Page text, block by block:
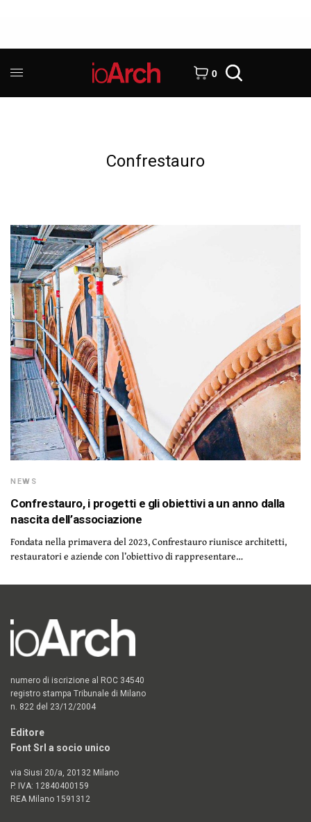
0
Confrestauro
NEWS
Confrestauro, i progetti e gli obiettivi a un anno dalla
nascita dell’associazione
Fondata nella primavera del 2023, Confrestauro riunisce architetti,
restauratori e aziende con l’obiettivo di rappresentare…
numero di iscrizione al ROC 34540
registro stampa Tribunale di Milano
n. 822 del 23/12/2004
Editore
Font Srl a socio unico
via Siusi 20/a, 20132 Milano
P. IVA: 12840400159
REA Milano 1591312